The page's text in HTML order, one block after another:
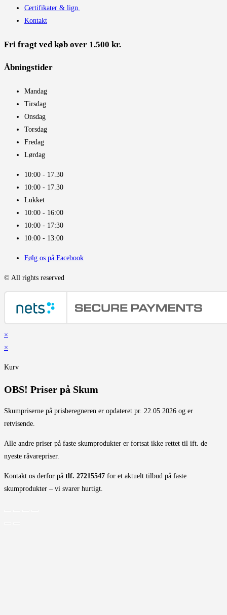
Certifikater & lign.
Kontakt
Fri fragt ved køb over 1.500 kr.
Åbningstider​
Mandag
Tirsdag
Onsdag
Torsdag
Fredag
Lørdag
10:00 - 17.30​
10:00 - 17.30​
Lukket
10:00 - 16:00​
10:00 - 17:30
10:00 - 13:00
Følg os på Facebook
© All rights reserved
×
×
Kurv
OBS! Priser på Skum
Skumpriserne på prisberegneren er opdateret pr. 22.05 2026 og er
retvisende.
Alle andre priser på faste skumprodukter er fortsat ikke rettet til ift. de
nyeste råvarepriser.
Kontakt os derfor på tlf. 27215547 for et aktuelt tilbud på faste
skumprodukter – vi svarer hurtigt.